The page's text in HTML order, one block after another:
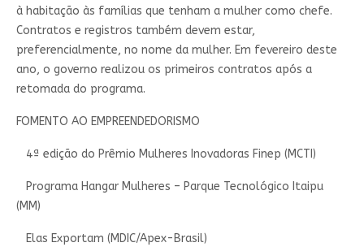
à habitação às famílias que tenham a mulher como chefe.
Contratos e registros também devem estar,
preferencialmente, no nome da mulher. Em fevereiro deste
ano, o governo realizou os primeiros contratos após a
retomada do programa.
FOMENTO AO EMPREENDEDORISMO
4ª edição do Prêmio Mulheres Inovadoras Finep (MCTI)
Programa Hangar Mulheres – Parque Tecnológico Itaipu
(MM)
Elas Exportam (MDIC/Apex-Brasil)